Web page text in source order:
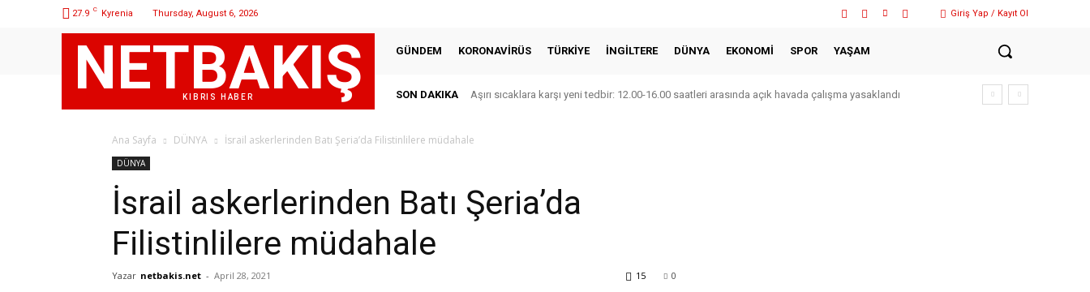
27.9 C Kyrenia Thursday, August 6, 2026 Giriş Yap / Kayıt Ol
NETBAKIŞ
KIBRIS HABER
GÜNDEM KORONAVİRÜS TÜRKİYE İNGİLTERE DÜNYA EKONOMİ SPOR YAŞAM
SON DAKIKA Aşırı sıcaklara karşı yeni tedbir: 12.00-16.00 saatleri arasında açık havada çalışma yasaklandı
Ana Sayfa DÜNYA İsrail askerlerinden Batı Şeria’da Filistinlilere müdahale
DÜNYA
İsrail askerlerinden Batı Şeria’da
Filistinlilere müdahale
Yazar netbakis.net - April 28, 2021 0
15